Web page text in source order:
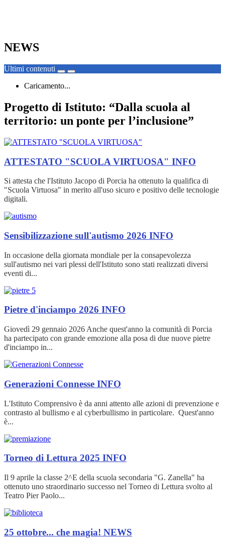
NEWS
Ultimi contenuti
Caricamento...
Progetto di Istituto: “Dalla scuola al
territorio: un ponte per l’inclusione”
ATTESTATO "SCUOLA VIRTUOSA" INFO
Si attesta che l'Istituto Jacopo di Porcia ha ottenuto la qualifica di
"Scuola Virtuosa" in merito all'uso sicuro e positivo delle tecnologie
digitali.
Sensibilizzazione sull'autismo 2026 INFO
In occasione della giornata mondiale per la consapevolezza
sull'autismo nei vari plessi dell'Istituto sono stati realizzati diversi
eventi di...
Pietre d'inciampo 2026 INFO
Giovedì 29 gennaio 2026 Anche quest'anno la comunità di Porcia
ha partecipato con grande emozione alla posa di due nuove pietre
d'inciampo in...
Generazioni Connesse INFO
L'Istituto Comprensivo è da anni attento alle azioni di prevenzione e
contrasto al bullismo e al cyberbullismo in particolare. Quest'anno
è...
Torneo di Lettura 2025 INFO
Il 9 aprile la classe 2^E della scuola secondaria "G. Zanella" ha
ottenuto uno straordinario successo nel Torneo di Lettura svolto al
Teatro Pier Paolo...
25 ottobre... che magia! NEWS